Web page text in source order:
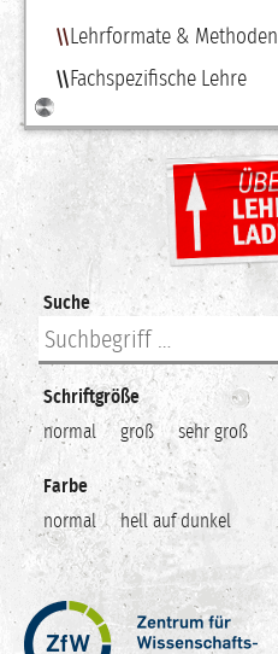
Lehrformate & Methoden
Fachspezifische Lehre
Suche
Schriftgröße
normal
groß sehr groß
Farbe
normal
hell auf dunkel
Zentrum
für